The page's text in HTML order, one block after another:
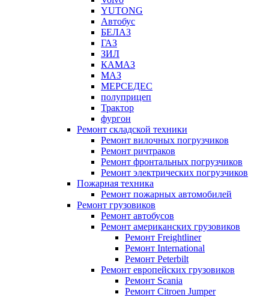
YUTONG
Автобус
БЕЛАЗ
ГАЗ
ЗИЛ
КАМАЗ
МАЗ
МЕРСЕДЕС
полуприцеп
Трактор
фургон
Ремонт складской техники
Ремонт вилочных погрузчиков
Ремонт ричтраков
Ремонт фронтальных погрузчиков
Ремонт электрических погрузчиков
Пожарная техника
Ремонт пожарных автомобилей
Ремонт грузовиков
Ремонт автобусов
Ремонт американских грузовиков
Ремонт Freightliner
Ремонт International
Ремонт Peterbilt
Ремонт европейских грузовиков
Ремонт Scania
Ремонт Citroen Jumper